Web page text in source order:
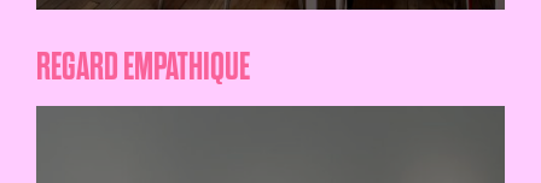
REGARD EMPATHIQUE